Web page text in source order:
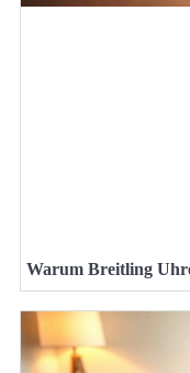
Warum Breitling